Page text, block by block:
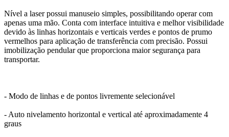
Nível a laser possui manuseio simples, possibilitando operar com
apenas uma mão. Conta com interface intuitiva e melhor visibilidade
devido às linhas horizontais e verticais verdes e pontos de prumo
vermelhos para aplicação de transferência com precisão. Possui
imobilização pendular que proporciona maior segurança para
transportar.
- Modo de linhas e de pontos livremente selecionável
- Auto nivelamento horizontal e vertical até aproximadamente 4
graus